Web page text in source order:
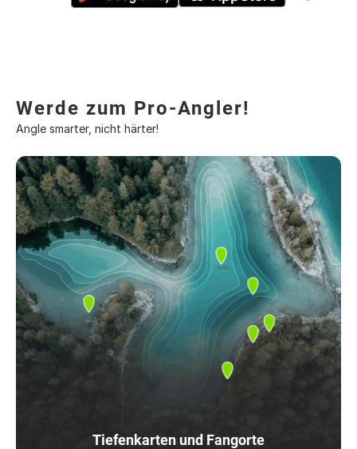
Werde zum Pro-Angler!
Angle smarter, nicht härter!
Tiefenkarten und Fangorte